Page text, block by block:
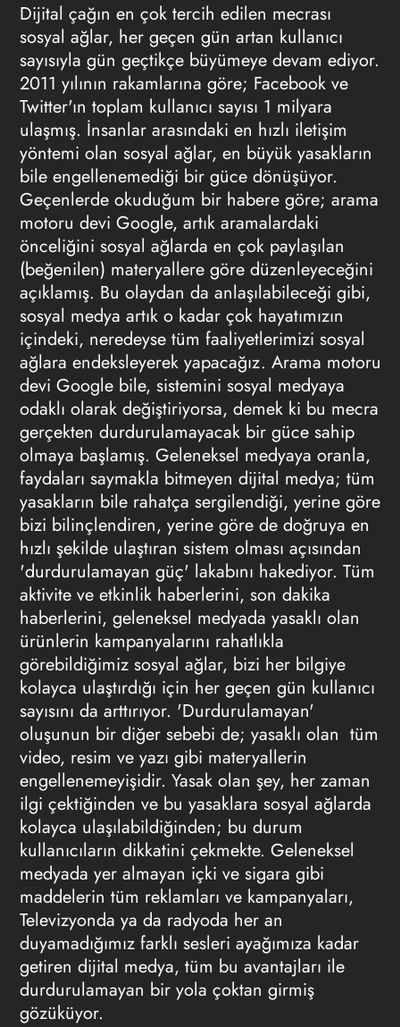
Dijital çağın en çok tercih edilen mecrası
sosyal ağlar, her geçen gün artan kullanıcı
sayısıyla gün geçtikçe büyümeye devam ediyor.
2011 yılının rakamlarına göre; Facebook ve
Twitter'ın toplam kullanıcı sayısı 1 milyara
ulaşmış. İnsanlar arasındaki en hızlı iletişim
yöntemi olan sosyal ağlar, en büyük yasakların
bile engellenemediği bir güce dönüşüyor.
Geçenlerde okuduğum bir habere göre; arama
motoru devi Google, artık aramalardaki
önceliğini sosyal ağlarda en çok paylaşılan
(beğenilen) materyallere göre düzenleyeceğini
açıklamış. Bu olaydan da anlaşılabileceği gibi,
sosyal medya artık o kadar çok hayatımızın
içindeki, neredeyse tüm faaliyetlerimizi sosyal
ağlara endeksleyerek yapacağız. Arama motoru
devi Google bile, sistemini sosyal medyaya
odaklı olarak değiştiriyorsa, demek ki bu mecra
gerçekten durdurulamayacak bir güce sahip
olmaya başlamış. Geleneksel medyaya oranla,
faydaları saymakla bitmeyen dijital medya; tüm
yasakların bile rahatça sergilendiği, yerine göre
bizi bilinçlendiren, yerine göre de doğruya en
hızlı şekilde ulaştıran sistem olması açısından
'durdurulamayan güç' lakabını hakediyor. Tüm
aktivite ve etkinlik haberlerini, son dakika
haberlerini, geleneksel medyada yasaklı olan
ürünlerin kampanyalarını rahatlıkla
görebildiğimiz sosyal ağlar, bizi her bilgiye
kolayca ulaştırdığı için her geçen gün kullanıcı
sayısını da arttırıyor. 'Durdurulamayan'
oluşunun bir diğer sebebi de; yasaklı olan tüm
video, resim ve yazı gibi materyallerin
engellenemeyişidir. Yasak olan şey, her zaman
ilgi çektiğinden ve bu yasaklara sosyal ağlarda
kolayca ulaşılabildiğinden; bu durum
kullanıcıların dikkatini çekmekte. Geleneksel
medyada yer almayan içki ve sigara gibi
maddelerin tüm reklamları ve kampanyaları,
Televizyonda ya da radyoda her an
duyamadığımız farklı sesleri ayağımıza kadar
getiren dijital medya, tüm bu avantajları ile
durdurulamayan bir yola çoktan girmiş
gözüküyor.